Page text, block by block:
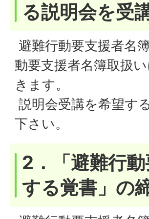
る説明会を受
避難行動要支援者名
動要支援者名簿取扱
きます。
説明会受講を希望す
下さい。
2．「避難行
する覚書」の